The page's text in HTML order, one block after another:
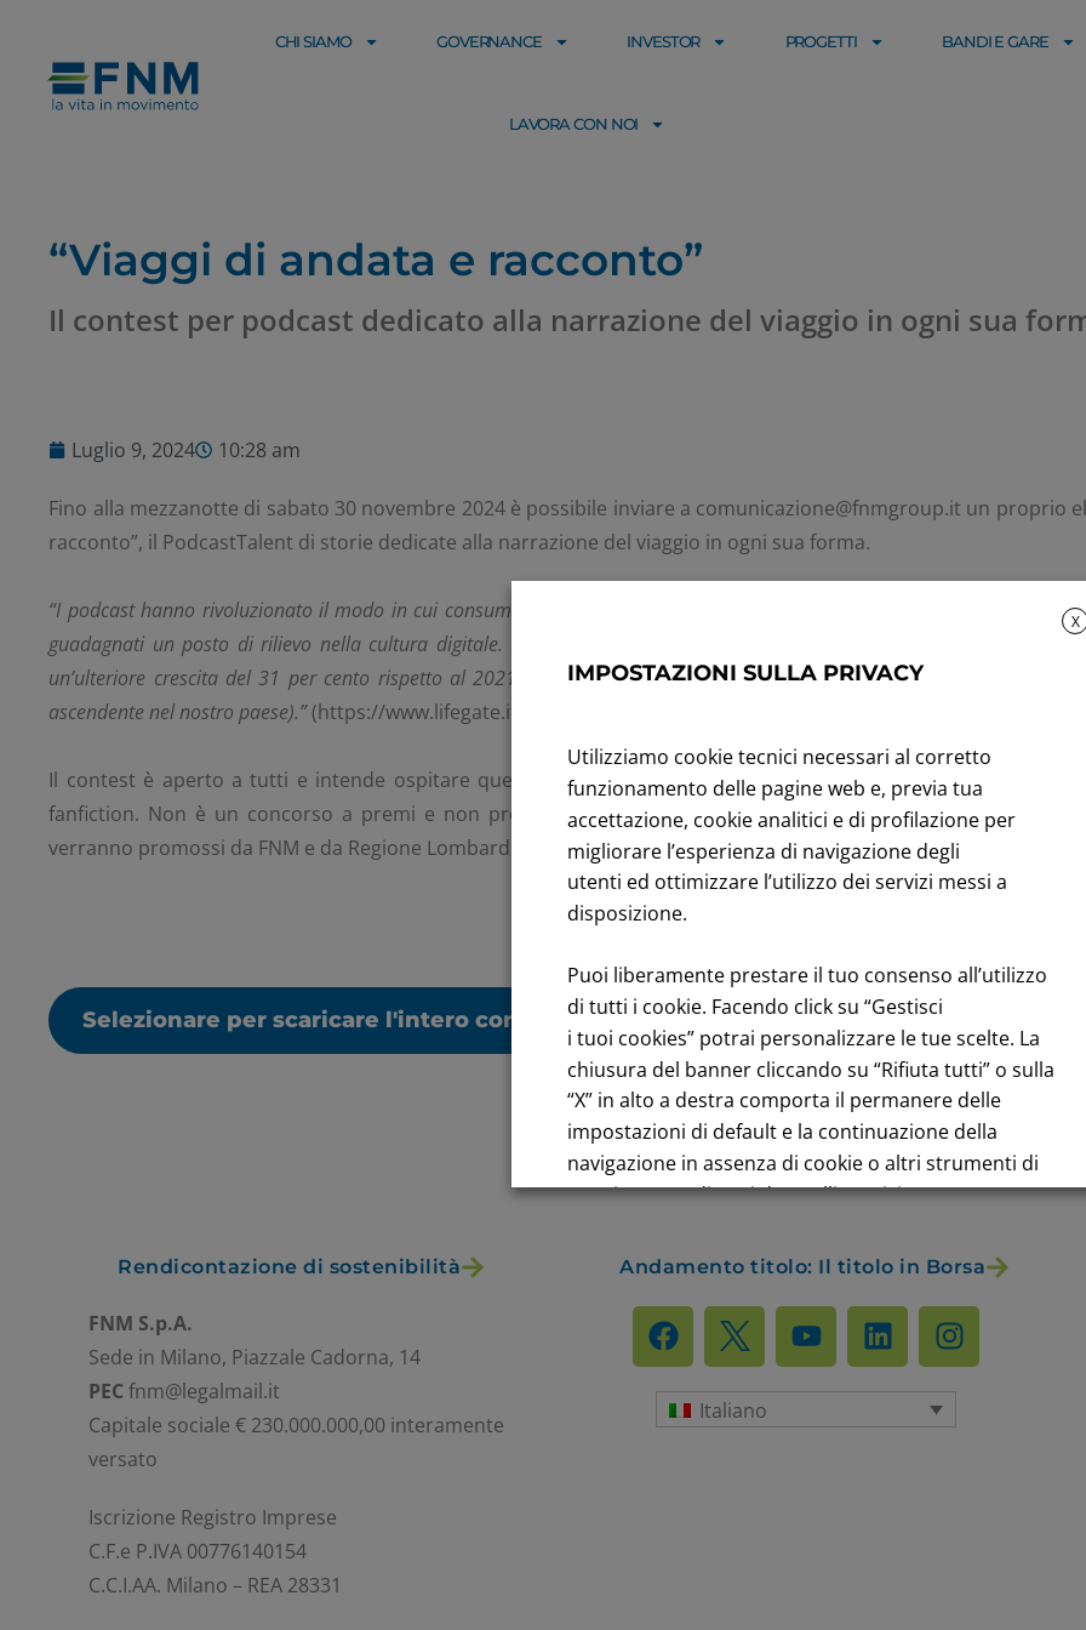
CHI SIAMO GOVERNANCE INVESTOR PROGETTI BANDI E GARE
LAVORA CON NOI
“Viaggi di andata e racconto”
Il contest per podcast dedicato alla narrazione del viaggio in ogni sua
Luglio 9, 2024 10:28 am
Fino alla mezzanotte di sabato 30 novembre 2024 è possibile inviare a comunicazione@fnmgroup.it un proprio
racconto”, il PodcastTalent di storie dedicate alla narrazione del viaggio in ogni sua forma.
“I podcast hanno rivoluzionato il modo in cui consumiamo i contenuti audio. Grazie alla loro natura versatile e alla
guadagnati un posto di rilievo nella cultura digitale. In Italia, i podcast continuano ad attrarre pubblico: i dati Ipsos
un’ulteriore crescita del 31 per cento rispetto al 2021: le persone che ascoltano podcast sono circa 11,1 milioni
ascendente nel nostro paese).”(https://www.lifegate.it/il-pod-2023)
Il contest è aperto a tutti e intende ospitare questi generi letterari: giallo, rosa, fantasy, fantascienza,
fanfiction. Non è un concorso a premi e non promuove una competizione. Si tratta di costruire una
verranno promossi da FNM e da Regione Lombardia sui propri canali.
Selezionare per scaricare l'intero contenuto
Rendicontazione di sostenibilità Andamento titolo: Il titolo in Borsa
FNM S.p.A.
Sede in Milano, Piazzale Cadorna, 14
PECfnm@legalmail.it
Capitale sociale € 230.000.000,00 interamente
versato
Iscrizione Registro Imprese
C.F.e P.IVA 00776140154
C.C.I.AA. Milano – REA 28331
Italiano
X
IMPOSTAZIONI SULLA PRIVACY
Utilizziamo cookie tecnici necessari al corretto
funzionamento delle pagine web e, previa tua
accettazione, cookie analitici e di profilazione per
migliorare l’esperienza di navigazione degli
utenti ed ottimizzare l’utilizzo dei servizi messi a
disposizione.
Puoi liberamente prestare il tuo consenso all’utilizzo
di tutti i cookie. Facendo click su “Gestisci
i tuoi cookies” potrai personalizzare le tue scelte. La
chiusura del banner cliccando su “Rifiuta tutti” o sulla
“X” in alto a destra comporta il permanere delle
impostazioni di default e la continuazione della
navigazione in assenza di cookie o altri strumenti di
tracciamento diversi da quelli tecnici.
Per maggiori informazioni consulta la nostra